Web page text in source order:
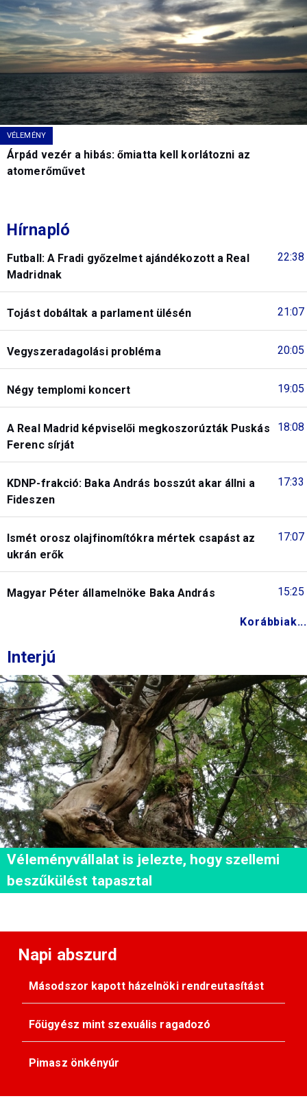
VÉLEMÉNY
Árpád vezér a hibás: őmiatta kell korlátozni az
atomerőművet
Hírnapló
22:38
Futball: A Fradi győzelmet ajándékozott a Real
Madridnak
21:07
Tojást dobáltak a parlament ülésén
20:05
Vegyszeradagolási probléma
19:05
Négy templomi koncert
18:08
A Real Madrid képviselői megkoszorúzták Puskás
Ferenc sírját
17:33
KDNP-frakció: Baka András bosszút akar állni a
Fideszen
17:07
Ismét orosz olajfinomítókra mértek csapást az
ukrán erők
15:25
Magyar Péter államelnöke Baka András
Korábbiak...
Interjú
Véleményvállalat is jelezte, hogy szellemi
beszűkülést tapasztal
Napi abszurd
Másodszor kapott házelnöki rendreutasítást
Főügyész mint szexuális ragadozó
Pimasz önkényúr